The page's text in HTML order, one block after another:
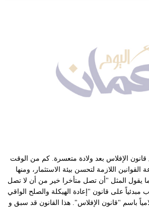
قانون الإفلاس بعد ولادة متعسرة. كم من الوقت
اللازمة لتحسن بيئة الاستثمار، ومنها
يقول المثل "أن تصل متأخرا خير من أن لا تصل
مبدئياً على قانون "إعادة الهيكلة والصلح الواقي
باسم "قانون الإفلاس". هذا القانون قد سبق و